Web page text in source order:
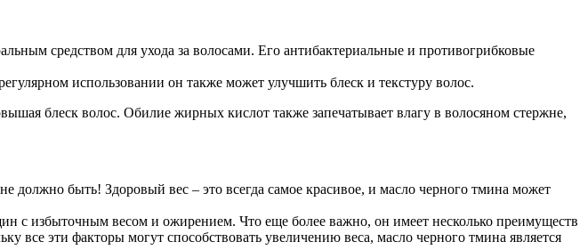
средством для ухода за волосами. Его антибактериальные и противогрибковые
использовании он также может улучшить блеск и текстуру волос.
блеск волос. Обилие жирных кислот также запечатывает влагу в волосяном стержне,
должно быть! Здоровый вес – это всегда самое красивое, и масло черного тмина может
с избыточным весом и ожирением. Что еще более важно, он имеет несколько преимуществ
все эти факторы могут способствовать увеличению веса, масло черного тмина является